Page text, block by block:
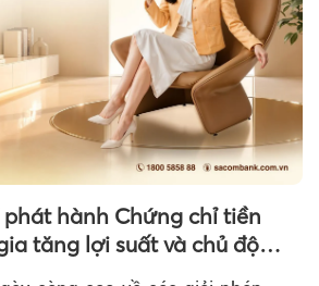
phát hành Chứng chỉ tiền
tăng lợi suất và chủ động